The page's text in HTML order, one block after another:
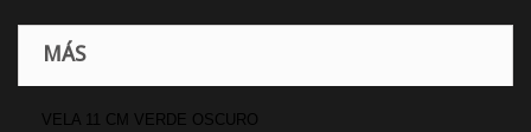
MÁS
VELA 11 CM VERDE OSCURO